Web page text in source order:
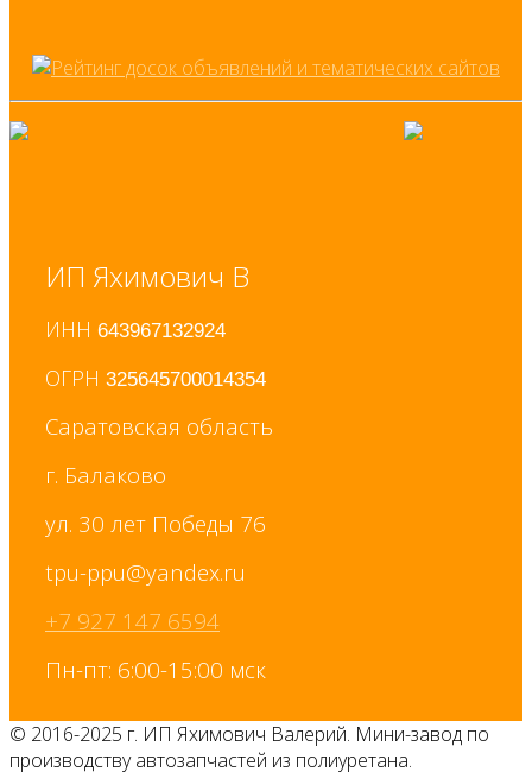
ИП Яхимович В
ИНН 643967132924
ОГРН 325645700014354
Саратовская область
г. Балаково
ул. 30 лет Победы 76
+7 927 147 6594
Пн-пт: 6:00-15:00 мск
© 2016-2025 г. ИП Яхимович Валерий. Мини-завод по
производству автозапчастей из полиуретана.